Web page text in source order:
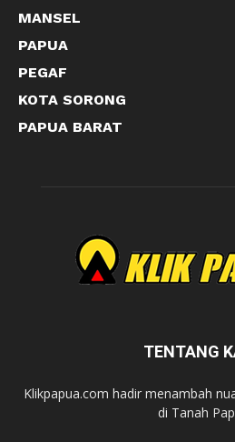
MANSEL
PAPUA
PEGAF
KOTA SORONG
PAPUA BARAT
TENTANG
Klikpapua.com hadir menambah
di Tanah